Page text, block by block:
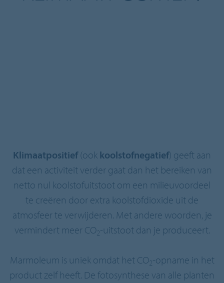
Klimaatpositief(ook koolstofnegatief) geeft aan
dat een activiteit verder gaat dan het bereiken van
netto nul koolstofuitstoot om een milieuvoordeel
te creëren door extra koolstofdioxide uit de
atmosfeer te verwijderen. Met andere woorden, je
vermindert meer CO2-uitstoot dan je produceert.
Marmoleum is uniek omdat het CO2-opname in het
product zelf heeft. De fotosynthese van alle planten